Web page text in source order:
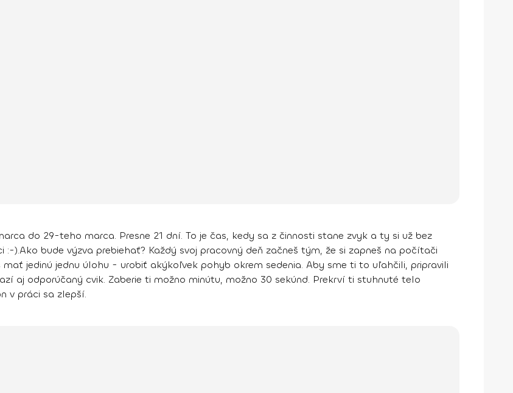
do 29-teho marca. Presne 21 dní. To je čas, kedy sa z činnosti stane zvyk a ty si už bez
:-).Ako bude výzva prebiehať? Každý svoj pracovný deň začneš tým, že si zapneš na počítači
jedinú jednu úlohu - urobiť akýkoľvek pohyb okrem sedenia. Aby sme ti to uľahčili, pripravili
aj odporúčaný cvik. Zaberie ti možno minútu, možno 30 sekúnd. Prekrví ti stuhnuté telo
v práci sa zlepší.